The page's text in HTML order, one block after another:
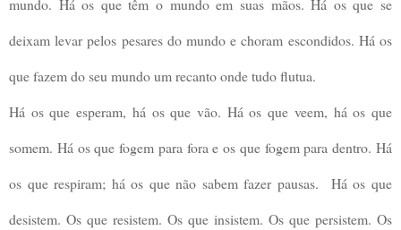
mundo. Há os que têm o mundo em suas mãos. Há os que se
deixam levar pelos pesares do mundo e choram escondidos. Há os
que fazem do seu mundo um recanto onde tudo flutua.
Há os que esperam, há os que vão. Há os que veem, há os que
somem. Há os que fogem para fora e os que fogem para dentro. Há
os que respiram; há os que não sabem fazer pausas. Há os que
desistem. Os que resistem. Os que insistem. Os que persistem. Os